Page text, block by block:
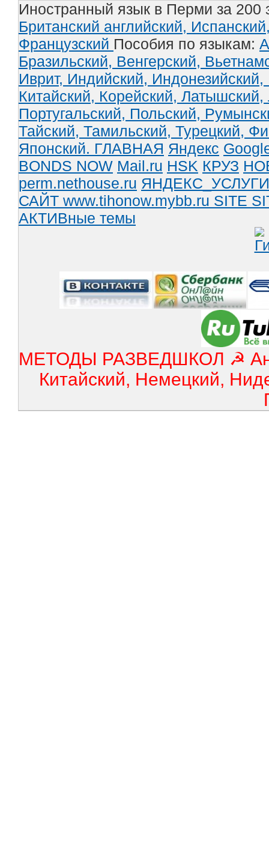
Иностранный язык в Перми за 200
Британский английский,
Французский Пособия по языкам:
Бразильский, Венгерский,
Иврит, Индийский, Индонезийский,
Китайский, Корейский, Латышский,
Португальский, Польский,
Тайский, Тамильский, Турецкий,
Японский. ГЛАВНАЯ Яндекс
BONDS NOW Mail.ru HSK КРУЗ
perm.nethouse.ru ЯНДЕКС_УСЛУГИ
САЙТ www.tihonow.mybb.ru SITE
АКТИВные темы
МЕТОДЫ РАЗВЕДШКОЛ ☭
Китайский, Немецкий,